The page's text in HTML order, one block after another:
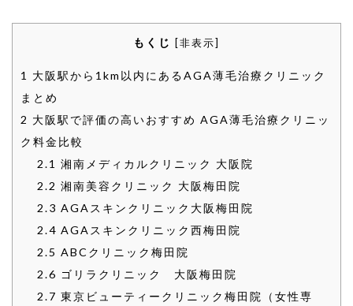
もくじ [非表示]
1
大阪駅から1km以内にあるAGA薄毛治療クリニック
まとめ
2 大阪駅で評価の高いおすすめ AGA薄毛治療クリニッ
ク料金比較
2.1 湘南メディカルクリニック 大阪院
2.2 湘南美容クリニック 大阪梅田院
2.3 AGAスキンクリニック大阪梅田院
2.4 AGAスキンクリニック西梅田院
2.5 ABCクリニック梅田院
2.6 ゴリラクリニック 大阪梅田院
2.7 東京ビューティークリニック梅田院（女性専